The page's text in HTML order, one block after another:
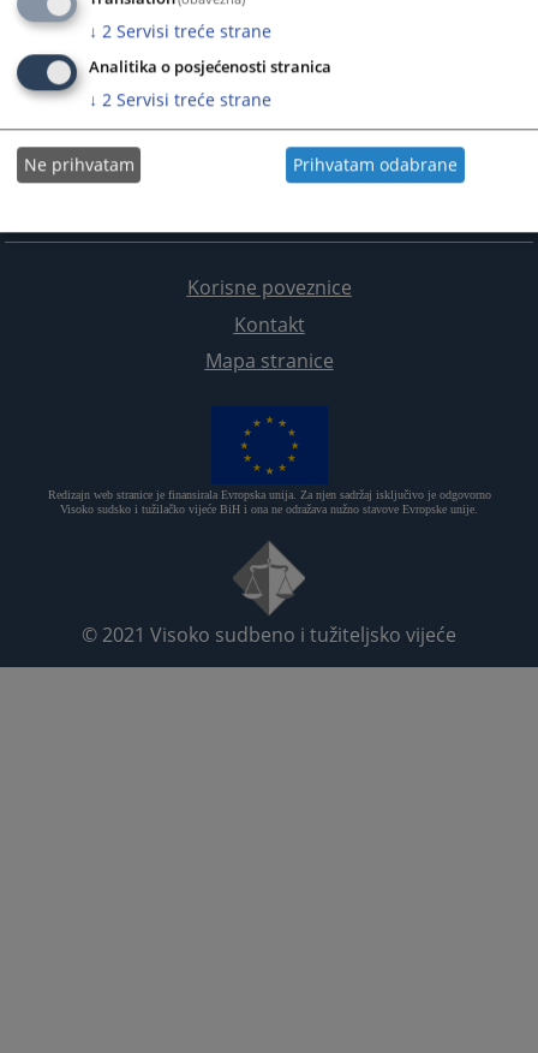
Korisne poveznice
Kontakt
Mapa stranice
Redizajn web stranice je finansirala Evropska unija. Za njen sadržaj isključivo je odgovorno
Visoko sudsko i tužilačko vijeće BiH i ona ne odražava nužno stavove Evropske unije.
© 2021 Visoko sudbeno i tužiteljsko vijeće
↓ 2 Servisi treće strane
Analitika o posjećenosti stranica
↓ 2 Servisi treće strane
Ne prihvatam Prihvatam odabrane